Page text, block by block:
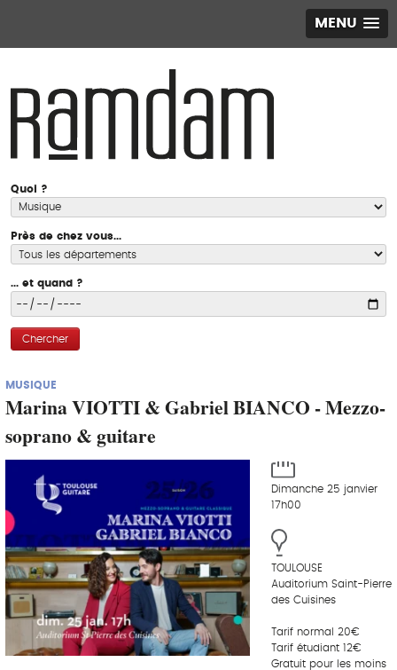
MENU
Quoi ?
Près de chez vous...
... et quand ?
Chercher
MUSIQUE
Marina VIOTTI & Gabriel BIANCO - Mezzo-
soprano & guitare
Dimanche 25 janvier
17h00
TOULOUSE
Auditorium Saint-Pierre
des Cuisines
Tarif normal 20€
Tarif étudiant 12€
Gratuit pour les moins